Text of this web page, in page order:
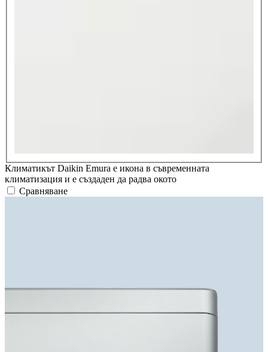
Климатикът Daikin Emura е икона в съвременната
климатизация и е създаден да радва окото
Сравняване